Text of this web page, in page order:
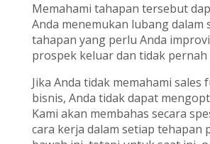
Memahami tahapan tersebut
Anda menemukan lubang dalam
tahapan yang perlu Anda
prospek keluar dan tidak
Jika Anda tidak memahami sales
bisnis, Anda tidak dapat
Kami akan membahas secara
cara kerja dalam setiap tehapan